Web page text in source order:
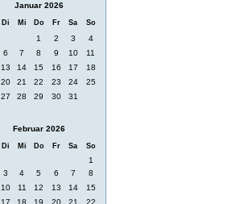
Januar 2026
Di Mi Do Fr Sa So
1 2 3
4
6 7 8 9 10
11
13 14 15 16 17
18
20 21 22 23 24
25
27 28 29 30 31
Februar 2026
Di Mi Do Fr Sa So
1
3 4 5 6 7
8
10 11 12 13 14
15
17 18 19 20 21
22